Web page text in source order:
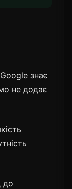
Google знає
не додає
до